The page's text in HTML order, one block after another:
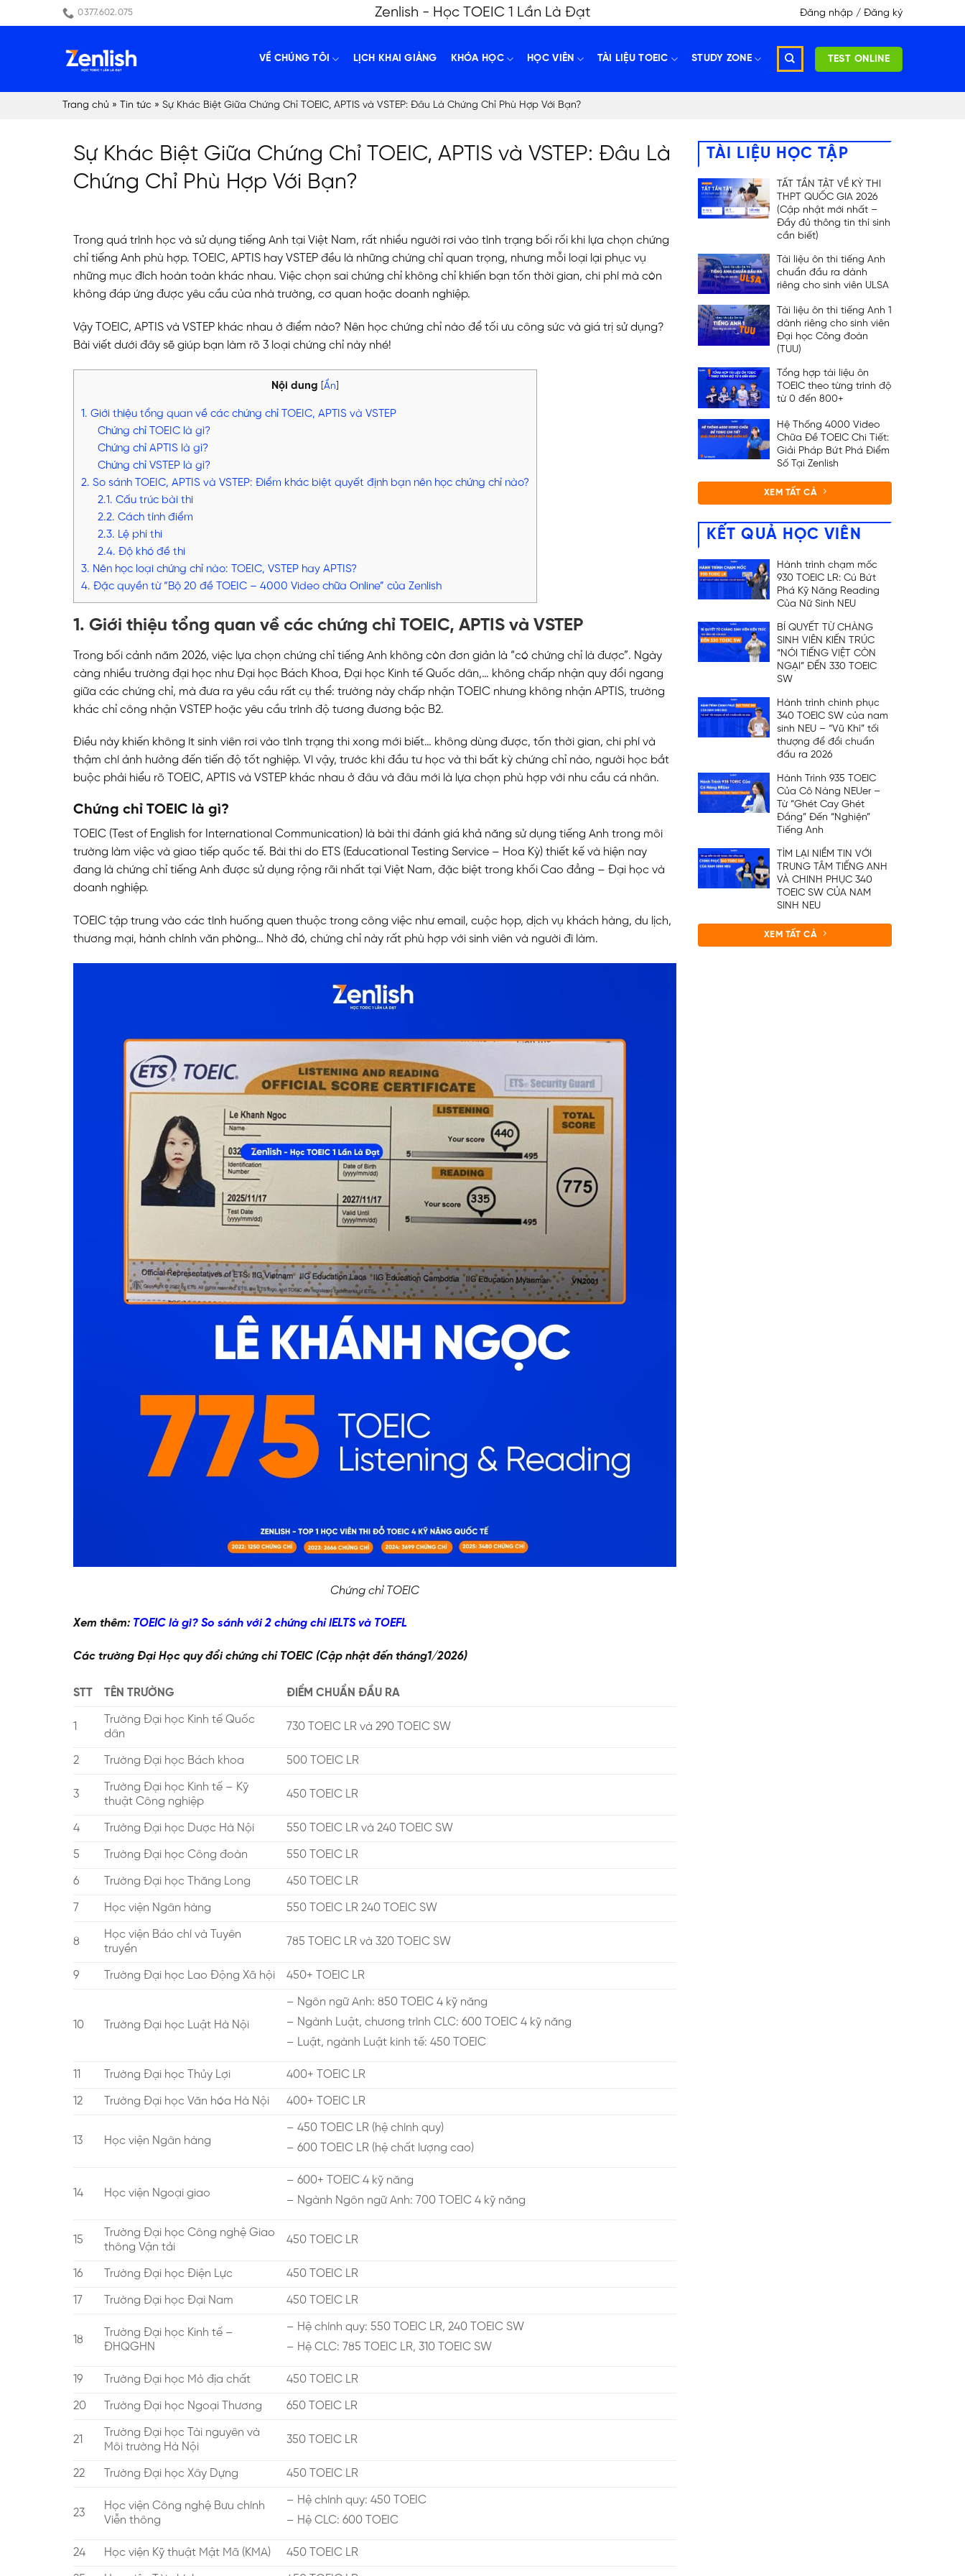
to
0377.602.075 Zenlish - Học TOEIC 1 Lần Là Đạt Đăng nhập / Đăng ký
VỀ CHÚNG TÔI LỊCH KHAI GIẢNG KHÓA HỌC HỌC VIÊN TÀI LIỆU TOEIC STUDY ZONE TEST ONLINE
Trang chủ » Tin tức » Sự Khác Biệt Giữa Chứng Chỉ TOEIC, APTIS và VSTEP: Đâu Là Chứng Chỉ Phù Hợp Với Bạn?
Sự Khác Biệt Giữa Chứng Chỉ TOEIC, APTIS và VSTEP: Đâu Là
Chứng Chỉ Phù Hợp Với Bạn?
Trong quá trình học và sử dụng tiếng Anh tại Việt Nam, rất nhiều người rơi vào tình trạng bối rối khi lựa chọn chứng
chỉ tiếng Anh phù hợp. TOEIC, APTIS hay VSTEP đều là những chứng chỉ quan trọng, nhưng mỗi loại lại phục vụ
những mục đích hoàn toàn khác nhau. Việc chọn sai chứng chỉ không chỉ khiến bạn tốn thời gian, chi phí mà còn
không đáp ứng được yêu cầu của nhà trường, cơ quan hoặc doanh nghiệp.
Vậy TOEIC, APTIS và VSTEP khác nhau ở điểm nào? Nên học chứng chỉ nào để tối ưu công sức và giá trị sử dụng?
Bài viết dưới đây sẽ giúp bạn làm rõ 3 loại chứng chỉ này nhé!
Nội dung Ẩn
1. Giới thiệu tổng quan về các chứng chỉ TOEIC, APTIS và VSTEP
Chứng chỉ TOEIC là gì?
Chứng chỉ APTIS là gì?
Chứng chỉ VSTEP là gì?
2. So sánh TOEIC, APTIS và VSTEP: Điểm khác biệt quyết định bạn nên học chứng chỉ nào?
2.1. Cấu trúc bài thi
2.2. Cách tính điểm
2.3. Lệ phí thi
2.4. Độ khó đề thi
3. Nên học loại chứng chỉ nào: TOEIC, VSTEP hay APTIS?
4. Đặc quyền từ “Bộ 20 đề TOEIC – 4000 Video chữa Online” của Zenlish
1. Giới thiệu tổng quan về các chứng chỉ TOEIC, APTIS và VSTEP
Trong bối cảnh năm 2026, việc lựa chọn chứng chỉ tiếng Anh không còn đơn giản là “có chứng chỉ là được”. Ngày
càng nhiều trường đại học như Đại học Bách Khoa, Đại học Kinh tế Quốc dân,… không chấp nhận quy đổi ngang
giữa các chứng chỉ, mà đưa ra yêu cầu rất cụ thể: trường này chấp nhận TOEIC nhưng không nhận APTIS, trường
khác chỉ công nhận VSTEP hoặc yêu cầu trình độ tương đương bậc B2.
Điều này khiến không ít sinh viên rơi vào tình trạng thi xong mới biết… không dùng được, tốn thời gian, chi phí và
thậm chí ảnh hưởng đến tiến độ tốt nghiệp. Vì vậy, trước khi đầu tư học và thi bất kỳ chứng chỉ nào, người học bắt
buộc phải hiểu rõ TOEIC, APTIS và VSTEP khác nhau ở đâu và đâu mới là lựa chọn phù hợp với nhu cầu cá nhân.
Chứng chỉ TOEIC là gì?
TOEIC (Test of English for International Communication) là bài thi đánh giá khả năng sử dụng tiếng Anh trong môi
trường làm việc và giao tiếp quốc tế. Bài thi do ETS (Educational Testing Service – Hoa Kỳ) thiết kế và hiện nay
đang là chứng chỉ tiếng Anh được sử dụng rộng rãi nhất tại Việt Nam, đặc biệt trong khối Cao đẳng – Đại học và
doanh nghiệp.
TOEIC tập trung vào các tình huống quen thuộc trong công việc như email, cuộc họp, dịch vụ khách hàng, du lịch,
thương mại, hành chính văn phòng… Nhờ đó, chứng chỉ này rất phù hợp với sinh viên và người đi làm.
Chứng chỉ TOEIC
Xem thêm: TOEIC là gì? So sánh với 2 chứng chỉ lELTS và TOEFL
Các trường Đại Học quy đổi chứng chỉ TOEIC (Cập nhật đến tháng1/2026)
STT TÊN TRƯỜNG ĐIỂM CHUẨN ĐẦU RA
1
Trường Đại học Kinh tế Quốc
dân
730 TOEIC LR và 290 TOEIC SW
2 Trường Đại học Bách khoa 500 TOEIC LR
3
Trường Đại học Kinh tế – Kỹ
thuật Công nghiệp
450 TOEIC LR
4 Trường Đại học Dược Hà Nội 550 TOEIC LR và 240 TOEIC SW
5 Trường Đại học Công đoàn 550 TOEIC LR
6 Trường Đại học Thăng Long 450 TOEIC LR
7 Học viện Ngân hàng 550 TOEIC LR 240 TOEIC SW
8
Học viện Báo chí và Tuyên
truyền
785 TOEIC LR và 320 TOEIC SW
9 Trường Đại học Lao Động Xã hội 450+ TOEIC LR
10 Trường Đại học Luật Hà Nội
– Ngôn ngữ Anh: 850 TOEIC 4 kỹ năng
– Ngành Luật, chương trình CLC: 600 TOEIC 4 kỹ năng
– Luật, ngành Luật kinh tế: 450 TOEIC
11 Trường Đại học Thủy Lợi 400+ TOEIC LR
12 Trường Đại học Văn hóa Hà Nội 400+ TOEIC LR
13 Học viện Ngân hàng
– 450 TOEIC LR (hệ chính quy)
– 600 TOEIC LR (hệ chất lượng cao)
14 Học viện Ngoại giao
– 600+ TOEIC 4 kỹ năng
– Ngành Ngôn ngữ Anh: 700 TOEIC 4 kỹ năng
15
Trường Đại học Công nghệ Giao
thông Vận tải
450 TOEIC LR
16 Trường Đại học Điện Lực 450 TOEIC LR
17 Trường Đại học Đại Nam 450 TOEIC LR
18
Trường Đại học Kinh tế –
ĐHQGHN
– Hệ chính quy: 550 TOEIC LR, 240 TOEIC SW
– Hệ CLC: 785 TOEIC LR, 310 TOEIC SW
19 Trường Đại học Mỏ địa chất 450 TOEIC LR
20 Trường Đại học Ngoại Thương 650 TOEIC LR
21
Trường Đại học Tài nguyên và
Môi trường Hà Nội
350 TOEIC LR
22 Trường Đại học Xây Dựng 450 TOEIC LR
23
Học viện Công nghệ Bưu chính
Viễn thông
– Hệ chính quy: 450 TOEIC
– Hệ CLC: 600 TOEIC
24 Học viện Kỹ thuật Mật Mã (KMA) 450 TOEIC LR
TÀI LIỆU HỌC TẬP
TẤT TẦN TẬT VỀ KỲ THI
THPT QUỐC GIA 2026
(Cập nhật mới nhất –
Đầy đủ thông tin thí sinh
cần biết)
Tài liệu ôn thi tiếng Anh
chuẩn đầu ra dành
riêng cho sinh viên ULSA
Tài liệu ôn thi tiếng Anh 1
dành riêng cho sinh viên
Đại học Công đoàn
(TUU)
Tổng hợp tài liệu ôn
TOEIC theo từng trình độ
từ 0 đến 800+
Hệ Thống 4000 Video
Chữa Đề TOEIC Chi Tiết:
Giải Pháp Bứt Phá Điểm
Số Tại Zenlish
XEM TẤT CẢ
KẾT QUẢ HỌC VIÊN
Hành trình chạm mốc
930 TOEIC LR: Cú Bứt
Phá Kỹ Năng Reading
Của Nữ Sinh NEU
BÍ QUYẾT TỪ CHÀNG
SINH VIÊN KIẾN TRÚC
“NÓI TIẾNG VIỆT CÒN
NGẠI” ĐẾN 330 TOEIC
SW
Hành trình chinh phục
340 TOEIC SW của nam
sinh NEU – “Vũ Khí” tối
thượng để đổi chuẩn
đầu ra 2026
Hành Trình 935 TOEIC
Của Cô Nàng NEUer –
Từ “Ghét Cay Ghét
Đắng” Đến “Nghiện”
Tiếng Anh
TÌM LẠI NIỀM TIN VỚI
TRUNG TÂM TIẾNG ANH
VÀ CHINH PHỤC 340
TOEIC SW CỦA NAM
SINH NEU
XEM TẤT CẢ